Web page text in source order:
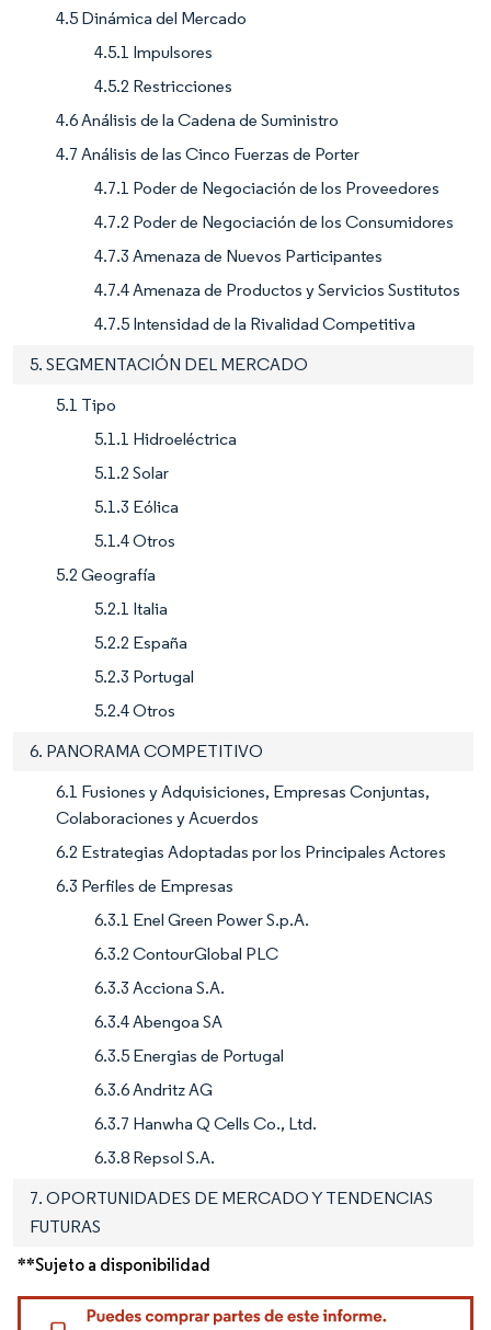
4.5 Dinámica del Mercado
4.5.1 Impulsores
4.5.2 Restricciones
4.6 Análisis de la Cadena de Suministro
4.7 Análisis de las Cinco Fuerzas de Porter
4.7.1 Poder de Negociación de los Proveedores
4.7.2 Poder de Negociación de los Consumidores
4.7.3 Amenaza de Nuevos Participantes
4.7.4 Amenaza de Productos y Servicios Sustitutos
4.7.5 Intensidad de la Rivalidad Competitiva
5. SEGMENTACIÓN DEL MERCADO
5.1 Tipo
5.1.1 Hidroeléctrica
5.1.2 Solar
5.1.3 Eólica
5.1.4 Otros
5.2 Geografía
5.2.1 Italia
5.2.2 España
5.2.3 Portugal
5.2.4 Otros
6. PANORAMA COMPETITIVO
6.1 Fusiones y Adquisiciones, Empresas Conjuntas,
Colaboraciones y Acuerdos
6.2 Estrategias Adoptadas por los Principales Actores
6.3 Perfiles de Empresas
6.3.1 Enel Green Power S.p.A.
6.3.2 ContourGlobal PLC
6.3.3 Acciona S.A.
6.3.4 Abengoa SA
6.3.5 Energias de Portugal
6.3.6 Andritz AG
6.3.7 Hanwha Q Cells Co., Ltd.
6.3.8 Repsol S.A.
7. OPORTUNIDADES DE MERCADO Y TENDENCIAS
FUTURAS
**Sujeto a disponibilidad